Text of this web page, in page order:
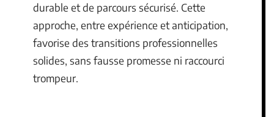
durable et de parcours sécurisé. Cette
approche, entre expérience et anticipation,
favorise des transitions professionnelles
solides, sans fausse promesse ni raccourci
trompeur.